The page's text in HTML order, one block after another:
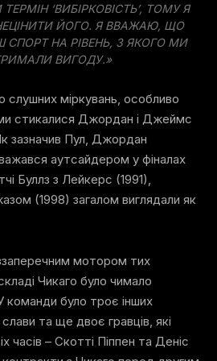
‘ВИБІРКОВІСТЬ’, ТОМУ Я
ЙОГО. Я ВВАЖАЮ, ЩО
СПОРТ НА РІВЕНЬ, З ЯКОГО МИ
ВИГОДУ.»
слушних міркувань, особливо
стикалися Джордан і Джеймс
зазначив Пул, Джордан
аутсайдером у фіналах
Буллз з Лейкерс (1991),
(1998) загалом виглядали як
мотором тих
Чикаго було чимало
команди було троє інших
та ще двоє гравців, які
часів – Скотті Піппен та Деніс